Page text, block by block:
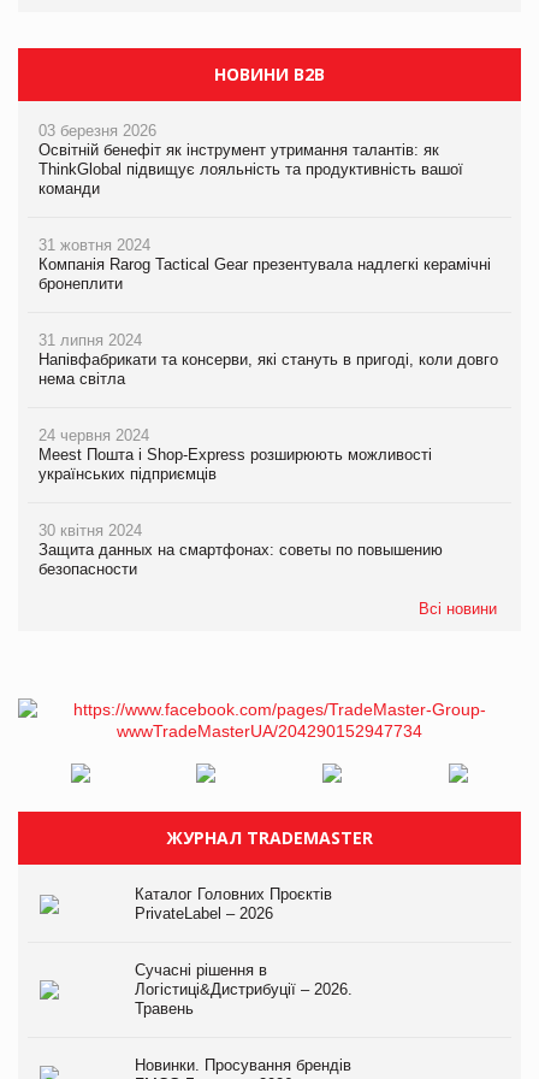
НОВИНИ B2B
03 березня 2026
Освітній бенефіт як інструмент утримання талантів: як
ThinkGlobal підвищує лояльність та продуктивність вашої
команди
31 жовтня 2024
Компанія Rarog Tactical Gear презентувала надлегкі керамічні
бронеплити
31 липня 2024
Напівфабрикати та консерви, які стануть в пригоді, коли довго
нема світла
24 червня 2024
Meest Пошта і Shop-Express розширюють можливості
українських підприємців
30 квітня 2024
Защита данных на смартфонах: советы по повышению
безопасности
Всі новини
ЖУРНАЛ TRADEMASTER
Каталог Головних Проєктів
PrivateLabel – 2026
Сучасні рішення в
Логістиці&Дистрибуції – 2026.
Травень
Новинки. Просування брендів